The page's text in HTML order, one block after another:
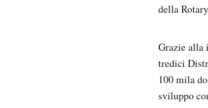
della
Grazie alla
tredici
100 mila
sviluppo